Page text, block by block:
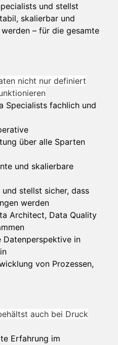
und stellst
skalierbar und
– für die gesamte
nicht nur definiert
Specialists fachlich und
über alle Sparten
und skalierbare
stellst sicher, dass
werden
Architect, Data Quality
in
von Prozessen,
auch bei Druck
Erfahrung im